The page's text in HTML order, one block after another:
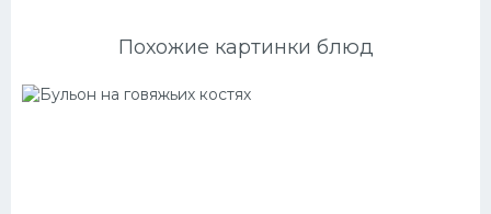
Похожие картинки блюд